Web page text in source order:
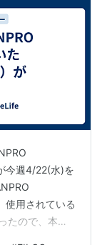
今週4/22(水)を
使用されている
たので、本体